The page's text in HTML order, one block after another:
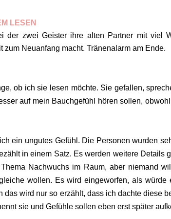
LESEN
der zwei Geister ihre alten Partner mit viel
Neuanfang macht. Tränenalarm am Ende.
ob ich sie lesen möchte. Sie gefallen,
auf mein Bauchgefühl hören sollen,
ein ungutes Gefühl. Die Personen wurden
in einem Satz. Es werden weitere Details
Nachwuchs im Raum, aber niemand
wollen. Es wird eingeworfen, als würde
das wird nur so erzählt, dass ich dachte diese
sie und Gefühle sollen eben erst später